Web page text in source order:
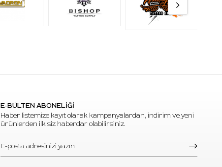
E-BÜLTEN ABONELİĞİ
Haber listemize kayıt olarak kampanyalardan, indirim ve yeni
ürünlerden ilk siz haberdar olabilirsiniz.